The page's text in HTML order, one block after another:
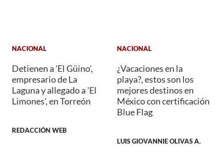
NACIONAL
Detienen a 'El Güino',
empresario de La
Laguna y allegado a 'El
Limones', en Torreón
REDACCIÓN WEB
NACIONAL
¿Vacaciones en la
playa?, estos son los
mejores destinos en
México con certificación
Blue Flag
LUIS GIOVANNIE OLIVAS A.